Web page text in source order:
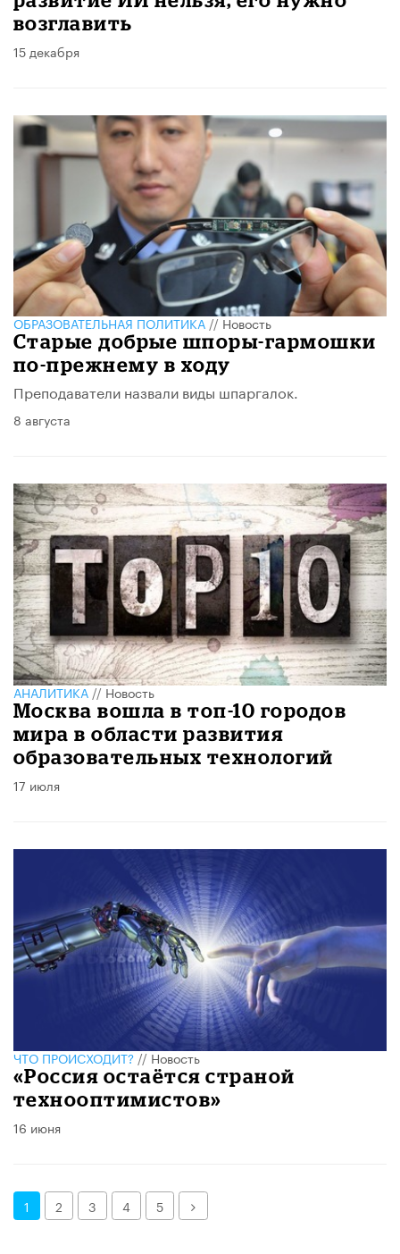
возглавить
15 декабря
ОБРАЗОВАТЕЛЬНАЯ ПОЛИТИКА//Новость
Cтарые добрые шпоры-гармошки
по-прежнему в ходу
Преподаватели назвали виды шпаргалок.
8 августа
АНАЛИТИКА//Новость
Москва вошла в топ-10 городов
мира в области развития
образовательных технологий
17 июля
ЧТО ПРОИСХОДИТ?//Новость
«Россия остаётся страной
технооптимистов»
16 июня
1 2 3 4 5 Далее